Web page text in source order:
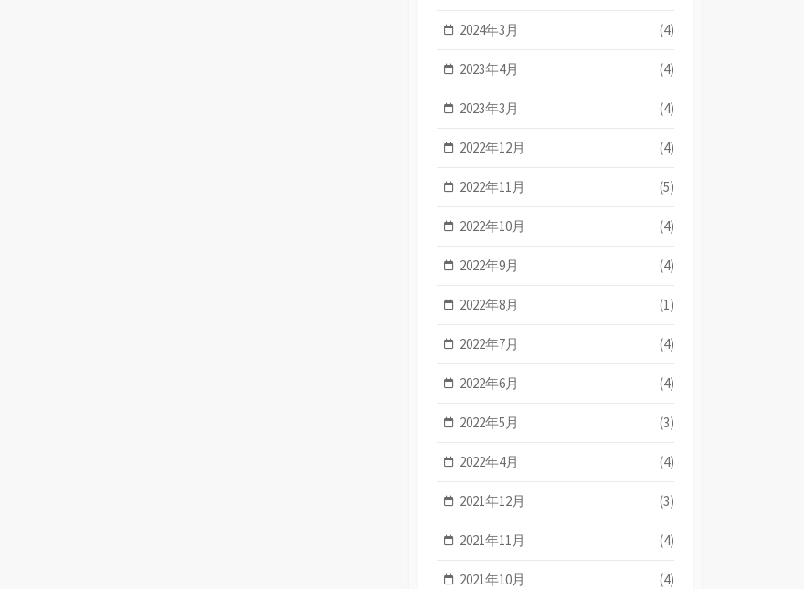
2024年3月 (4)
2023年4月 (4)
2023年3月 (4)
2022年12月 (4)
2022年11月 (5)
2022年10月 (4)
2022年9月 (4)
2022年8月 (1)
2022年7月 (4)
2022年6月 (4)
2022年5月 (3)
2022年4月 (4)
2021年12月 (3)
2021年11月 (4)
2021年10月 (4)